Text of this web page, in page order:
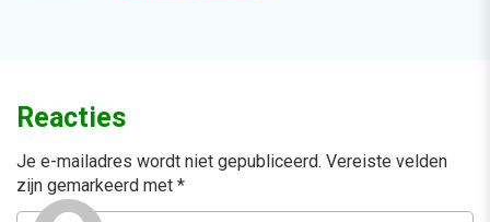
Reacties
Je e-mailadres wordt niet gepubliceerd. Vereiste velden
zijn gemarkeerd met *